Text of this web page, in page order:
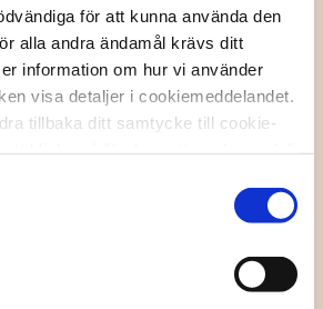
för att kunna använda den
alla andra ändamål krävs ditt
information om hur vi använder
visa detaljer i cookiemeddelandet.
tillbaka ditt samtycke till cookie-
om Ditt
foldrar